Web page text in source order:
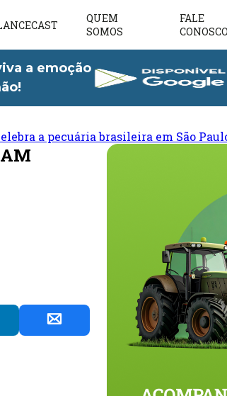
QUEM
SOMOS
FALE
CONOSCO
a emoção
a pecuária brasileira em São